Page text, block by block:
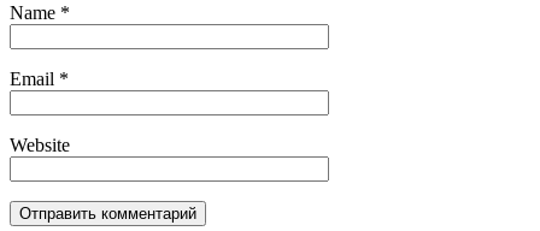
Name *
Email *
Website